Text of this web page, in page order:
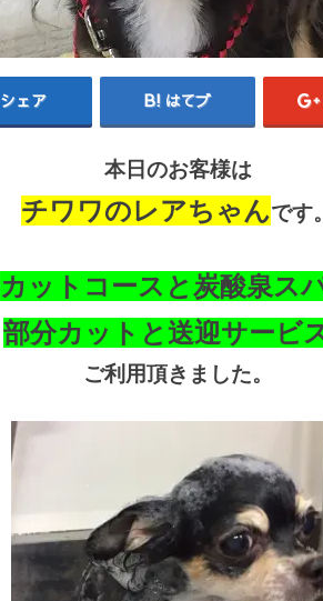
シェア はてブ
本日のお客様は
チワワのレアちゃんです。
カットコースと炭酸泉ス
部分カットと送迎サービ
ご利用頂きました。